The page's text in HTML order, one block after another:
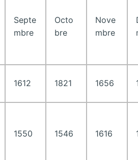
Septe
mbre
Octo
bre
Nove
mbre
1612 1821 1656
1550 1546 1616